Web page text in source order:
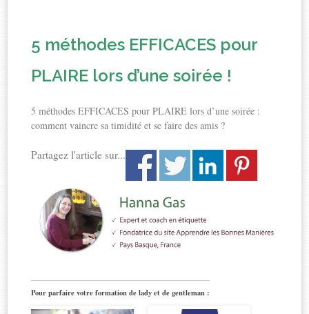
5 méthodes EFFICACES pour
PLAIRE lors d’une soirée !
5 méthodes EFFICACES pour PLAIRE lors d’une soirée :
comment vaincre sa timidité et se faire des amis ?
Partagez l'article sur...
Pour parfaire votre formation de lady et de gentleman :